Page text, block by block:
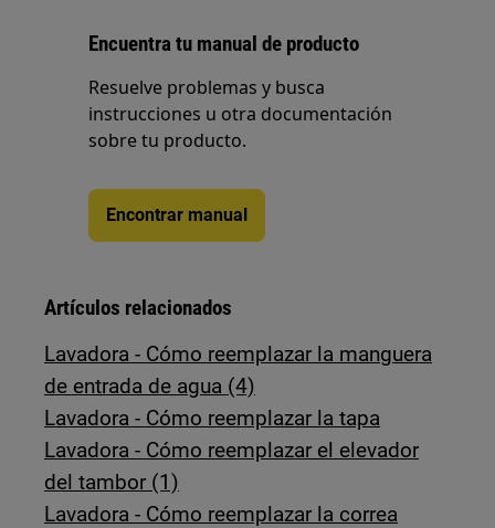
Encuentra tu manual de producto
Resuelve problemas y busca
instrucciones u otra documentación
sobre tu producto.
Encontrar manual
Artículos relacionados
Lavadora - Cómo reemplazar la manguera
de entrada de agua (4)
Lavadora - Cómo reemplazar la tapa
Lavadora - Cómo reemplazar el elevador
del tambor (1)
Lavadora - Cómo reemplazar la correa